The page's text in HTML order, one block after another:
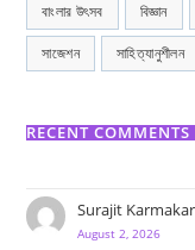
বাংলার উৎসব বিজ্ঞান
সাজেশন সাহিত্যানুশীলন
RECENT COMMENTS
Surajit Karmakar
August 2, 2026